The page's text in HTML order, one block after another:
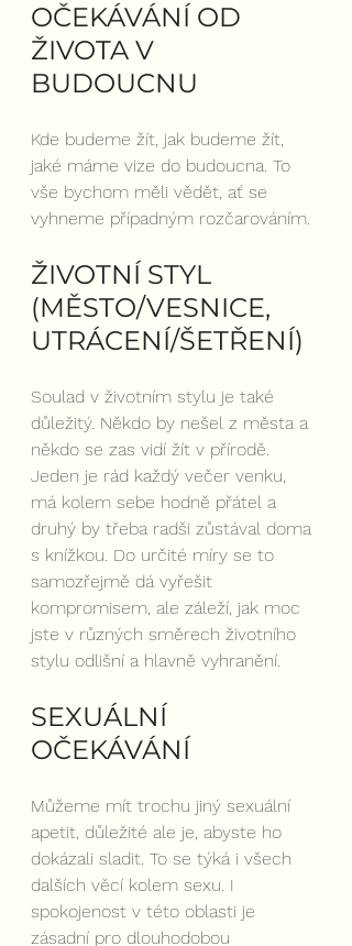
OČEKÁVÁNÍ OD
ŽIVOTA V
BUDOUCNU
Kde budeme žít, jak budeme žít,
jaké máme vize do budoucna. To
vše bychom měli vědět, ať se
vyhneme případným rozčarováním.
ŽIVOTNÍ STYL
(MĚSTO/VESNICE,
UTRÁCENÍ/ŠETŘENÍ)
Soulad v životním stylu je také
důležitý. Někdo by nešel z města a
někdo se zas vidí žít v přírodě.
Jeden je rád každý večer venku,
má kolem sebe hodně přátel a
druhý by třeba radši zůstával doma
s knížkou. Do určité míry se to
samozřejmě dá vyřešit
kompromisem, ale záleží, jak moc
jste v různých směrech životního
stylu odlišní a hlavně vyhranění.
SEXUÁLNÍ
OČEKÁVÁNÍ
Můžeme mít trochu jiný sexuální
apetit, důležité ale je, abyste ho
dokázali sladit. To se týká i všech
dalších věcí kolem sexu. I
spokojenost v této oblasti je
zásadní pro dlouhodobou